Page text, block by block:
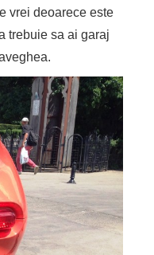
vrei deoarece este
trebuie sa ai garaj